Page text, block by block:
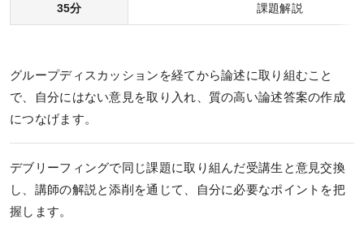
35分 課題解説
グループディスカッションを経てから論述に取り組むこと
で、自分にはない意見を取り入れ、質の高い論述答案の作成
につなげます。
デブリーフィングで同じ課題に取り組んだ受講生と意見交換
し、講師の解説と添削を通じて、自分に必要なポイントを把
握します。